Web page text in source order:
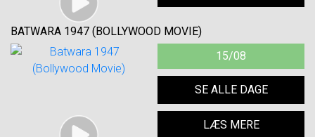
BATWARA 1947 (BOLLYWOOD MOVIE)
15/08
SE ALLE DAGE
LÆS MERE